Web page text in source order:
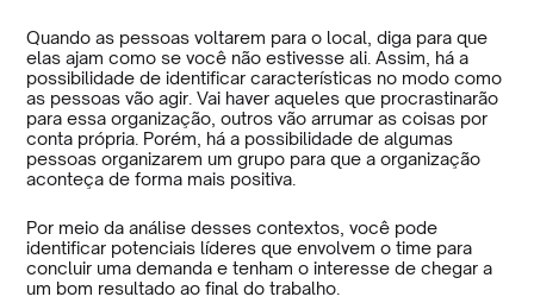
Quando as pessoas voltarem para o local, diga para que
elas ajam como se você não estivesse ali. Assim, há a
possibilidade de identificar características no modo como
as pessoas vão agir. Vai haver aqueles que procrastinarão
para essa organização, outros vão arrumar as coisas por
conta própria. Porém, há a possibilidade de algumas
pessoas organizarem um grupo para que a organização
aconteça de forma mais positiva.
Por meio da análise desses contextos, você pode
identificar potenciais líderes que envolvem o time para
concluir uma demanda e tenham o interesse de chegar a
um bom resultado ao final do trabalho.